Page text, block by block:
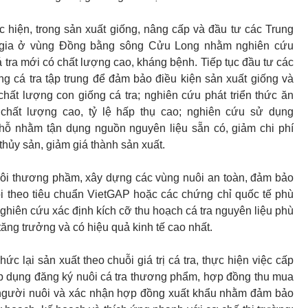
hiện, trong sản xuất giống, nâng cấp và đầu tư các Trung
ở vùng Đồng bằng sông Cửu Long nhằm nghiên cứu
tra mới có chất lượng cao, kháng bệnh. Tiếp tục đầu tư các
cá tra tập trung để đảm bảo điều kiện sản xuất giống và
lượng con giống cá tra; nghiên cứu phát triển thức ăn
lượng cao, tỷ lệ hấp thụ cao; nghiên cứu sử dụng
nhằm tận dụng nguồn nguyên liệu sẵn có, giảm chi phí
sản, giảm giá thành sản xuất.
thương phầm, xây dựng các vùng nuôi an toàn, đảm bảo
theo tiêu chuẩn VietGAP hoặc các chứng chỉ quốc tế phù
cứu xác định kích cỡ thu hoạch cá tra nguyên liệu phù
trưởng và có hiệu quả kinh tế cao nhất.
lại sản xuất theo chuỗi giá trị cá tra, thực hiện việc cấp
dụng đăng ký nuôi cá tra thương phẩm, hợp đồng thu mua
nuôi và xác nhận hợp đồng xuất khẩu nhằm đảm bảo